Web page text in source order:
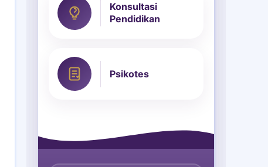
Konsultasi
Pendidikan
Psikotes